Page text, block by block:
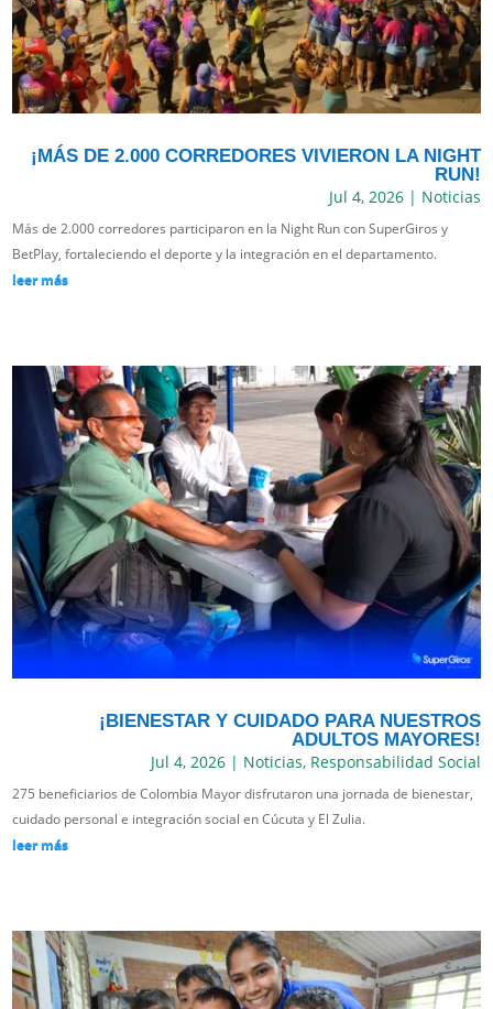
¡MÁS DE 2.000 CORREDORES VIVIERON LA NIGHT
RUN!
Jul 4, 2026| Noticias
Más de 2.000 corredores participaron en la Night Run con SuperGiros y
BetPlay, fortaleciendo el deporte y la integración en el departamento.
leer más
¡BIENESTAR Y CUIDADO PARA NUESTROS
ADULTOS MAYORES!
Jul 4, 2026| Noticias, Responsabilidad Social
275 beneficiarios de Colombia Mayor disfrutaron una jornada de bienestar,
cuidado personal e integración social en Cúcuta y El Zulia.
leer más